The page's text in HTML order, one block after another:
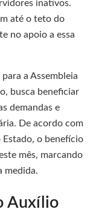
inativos.
até o teto do
no apoio a essa
a Assembleia
busca beneficiar
demandas e
De acordo com
o benefício
mês, marcando
medida.
Auxílio